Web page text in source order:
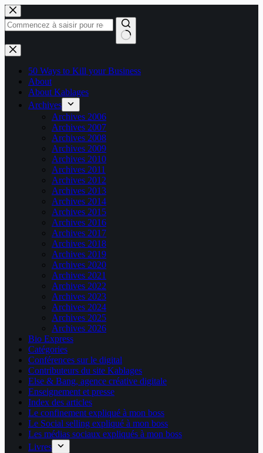
Passer
au
contenu
Aucun
résultat
50 Ways to Kill your Business
About
About Kablages
Archives
Archives 2006
Archives 2007
Archives 2008
Archives 2009
Archives 2010
Archives 2011
Archives 2012
Archives 2013
Archives 2014
Archives 2015
Archives 2016
Archives 2017
Archives 2018
Archives 2019
Archives 2020
Archives 2021
Archives 2022
Archives 2023
Archives 2024
Archives 2025
Archives 2026
Bio Express
Catégories
Conférences sur le digital
Contributeurs du site Kablages
Else & Bang, agence créative digitale
Enseignement et presse
Index des articles
Le confinement expliqué à mon boss
Le Social selling expliqué à mon boss
Les médias sociaux expliqués à mon boss
Livres